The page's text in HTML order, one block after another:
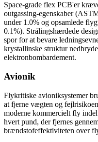
Space-grade flex PCB'er
outgassing-egenskaber
under 1.0% og opsamlede
0.1%). Strålingshærdede
spor for at bevare
krystallinske struktur
elektronbombardement.
Avionik
Flykritiske avioniksystemer
at fjerne vægten og
moderne kommercielt fly
hvert pund, der fjernes
brændstofeffektiviteten over